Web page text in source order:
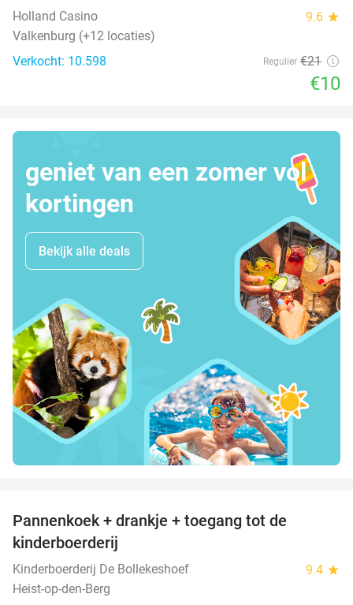
Holland Casino 9.6 star
Valkenburg (+12 locaties)
Verkocht: 10.598
Regulier €21
€10
geniet van een zomer vol
kortingen
Bekijk alle deals
Pannenkoek + drankje + toegang tot de
kinderboerderij
Kinderboerderij De Bollekeshoef 9.4 star
Heist-op-den-Berg